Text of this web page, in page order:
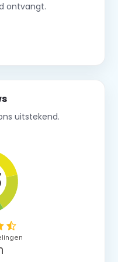
ontvangt.
uitstekend.